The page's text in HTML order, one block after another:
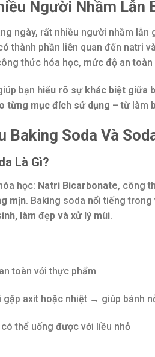
Người Nhầm Lẫn
ngày, rất nhiều người nhầm lẫn
thành phần liên quan đến natri
thức hóa học, mức độ an
bạn hiểu rõ sự khác biệt giữa
từng mục đích sử dụng – từ làm
Baking Soda Và
Là Gì?
học: Natri Bicarbonate, công
mịn. Baking soda nổi tiếng trong
làm đẹp và xử lý mùi.
toàn với thực phẩm
gặp axit hoặc nhiệt → giúp bánh
thể uống được với liều nhỏ